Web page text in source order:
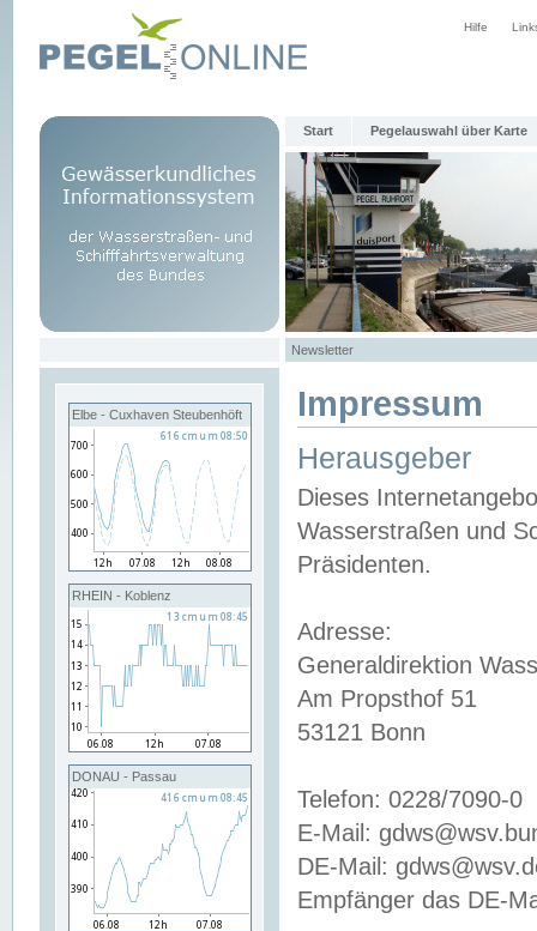
Hilfe
Start Pegelauswahl über Karte
Newsletter
Elbe - Cuxhaven Steubenhöft
RHEIN - Koblenz
DONAU - Passau
Impressum
Herausgeber
Dieses
Wasserstraßen und
Präsidenten.
Adresse:
Generaldirektion
Am Propsthof 51
53121 Bonn
Telefon: 0228/7090-0
E-Mail:
DE-Mail:
Empfänger das DE-